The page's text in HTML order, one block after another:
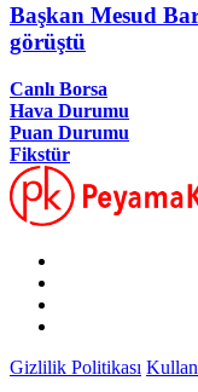
Başkan Mesud
görüştü
Canlı Borsa
Hava Durumu
Puan Durumu
Fikstür
Gizlilik Politikası